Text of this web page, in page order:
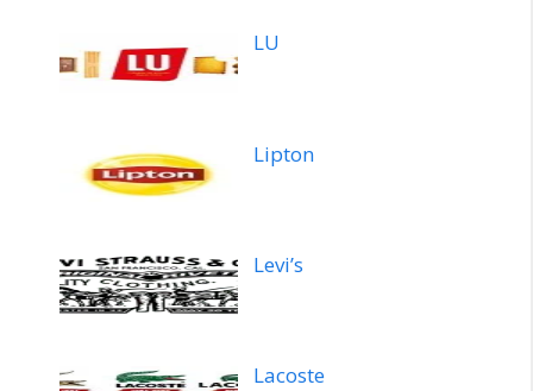
LU
Lipton
Levi’s
Lacoste